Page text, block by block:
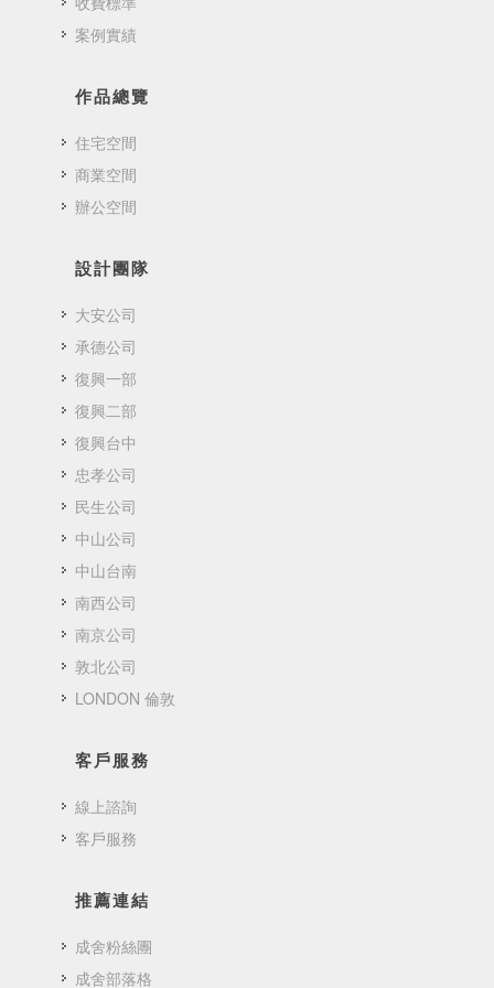
案例實績
作品總覽
住宅空間
商業空間
辦公空間
設計團隊
大安公司
承德公司
復興一部
復興二部
復興台中
忠孝公司
民生公司
中山公司
中山台南
南西公司
南京公司
敦北公司
LONDON 倫敦
客戶服務
線上諮詢
客戶服務
推薦連結
成舍粉絲團
成舍部落格